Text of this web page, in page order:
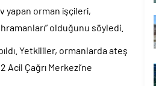
yapan orman işçileri,
olduğunu söyledi.
Yetkililer, ormanlarda ateş
Acil Çağrı Merkezi’ne